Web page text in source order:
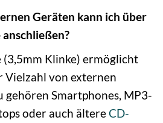
Geräten kann ich über
(3,5mm Klinke) ermöglicht
Vielzahl von externen
gehören Smartphones, MP3-
oder auch ältereCD-